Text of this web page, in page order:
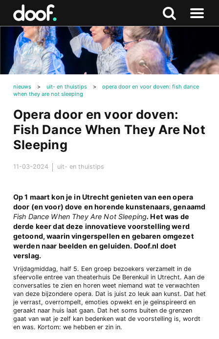
Zoeken
Naar
nieuws > uit- en thuistips >
opera door en voor doven: fish dance
when they are not sleeping
Opera door en voor doven:
Fish Dance When They Are Not
Sleeping
11-03-2024 uit- en thuistips
Op 1 maart kon je in Utrecht genieten van een opera
door (en voor) dove en horende kunstenaars, genaamd
Fish Dance When They Are Not Sleeping.Het was de
derde keer dat deze innovatieve voorstelling werd
getoond, waarin vingerspellen en gebaren omgezet
werden naar beelden en geluiden. Doof.nl doet
verslag.
Vrijdagmiddag, half 5. Een groep bezoekers verzamelt in de
sfeervolle entree van theaterhuis De Berenkuil in Utrecht. Aan de
conversaties te zien en horen weet niemand wat te verwachten
van deze bijzondere opera. Dat is juist zo leuk aan kunst. Dat het
je verrast, overrompelt, emoties opwekt en je geïnspireerd en
geraakt naar huis laat gaan. Dat het soms buiten de grenzen
gaat van wat je zelf kan bedenken wat de voorstelling is, wordt
en was. Kortom: we hebben er zin in.
Doof.nl
Zoeken